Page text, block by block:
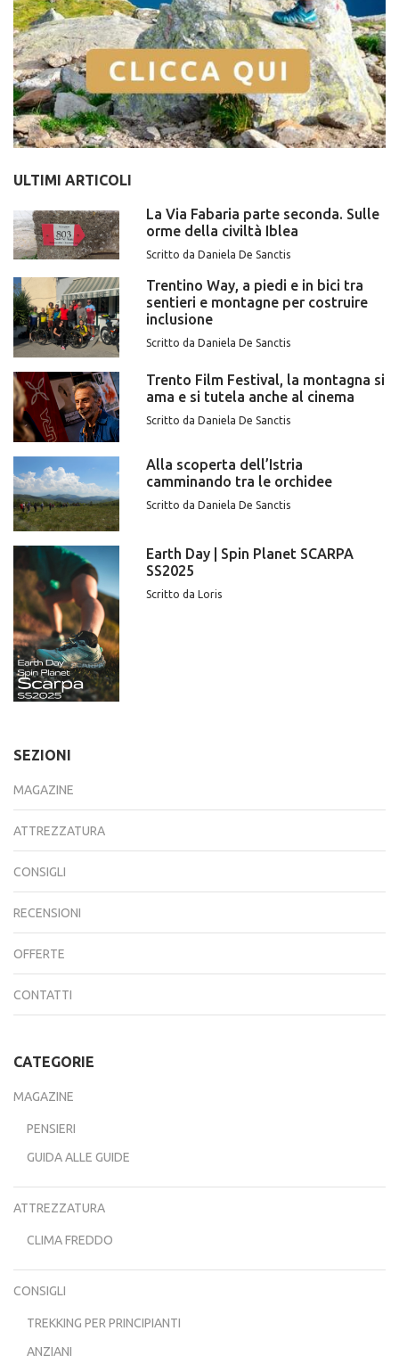
ULTIMI ARTICOLI
La Via Fabaria parte seconda. Sulle
orme della civiltà Iblea
Scritto da Daniela De Sanctis
Trentino Way, a piedi e in bici tra
sentieri e montagne per costruire
inclusione
Scritto da Daniela De Sanctis
Trento Film Festival, la montagna si
ama e si tutela anche al cinema
Scritto da Daniela De Sanctis
Alla scoperta dell’Istria
camminando tra le orchidee
Scritto da Daniela De Sanctis
Earth Day | Spin Planet SCARPA
SS2025
Scritto da Loris
SEZIONI
MAGAZINE
ATTREZZATURA
CONSIGLI
RECENSIONI
OFFERTE
CONTATTI
CATEGORIE
MAGAZINE
PENSIERI
GUIDA ALLE GUIDE
ATTREZZATURA
CLIMA FREDDO
CONSIGLI
TREKKING PER PRINCIPIANTI
ANZIANI